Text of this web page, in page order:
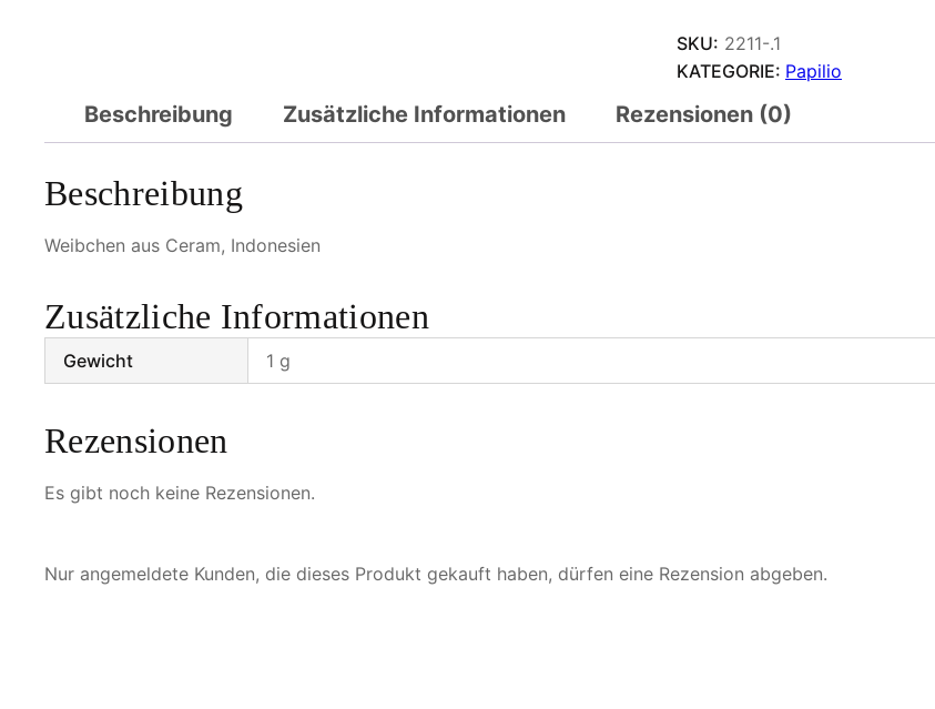
SKU: 2211-.1
KATEGORIE: Papilio
Beschreibung Zusätzliche Informationen Rezensionen (0)
Beschreibung
Weibchen aus Ceram, Indonesien
Zusätzliche Informationen
Gewicht 1 g
Rezensionen
Es gibt noch keine Rezensionen.
Nur angemeldete Kunden, die dieses Produkt gekauft haben, dürfen eine Rezension abgeben.